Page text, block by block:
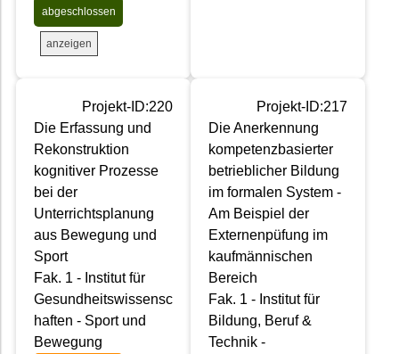
abgeschlossen
anzeigen
Projekt-ID:220
Die Erfassung und
Rekonstruktion
kognitiver Prozesse
bei der
Unterrichtsplanung
aus Bewegung und
Sport
Fak. 1 - Institut für
Gesundheitswissensc
haften - Sport und
Bewegung
Projekt-ID:217
Die Anerkennung
kompetenzbasierter
betrieblicher Bildung
im formalen System -
Am Beispiel der
Externenpüfung im
kaufmännischen
Bereich
Fak. 1 - Institut für
Bildung, Beruf &
Technik -